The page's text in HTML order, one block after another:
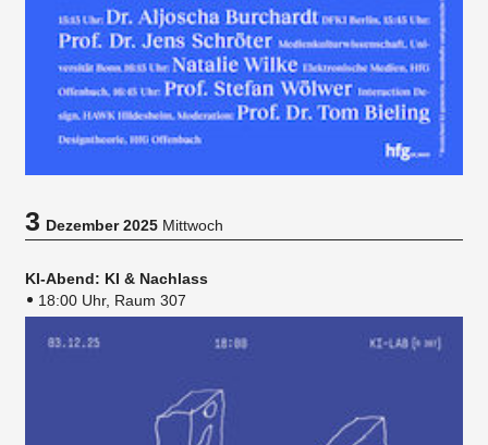
3Dezember 2025 Mittwoch
KI-Abend: KI & Nachlass
18:00 Uhr, Raum 307